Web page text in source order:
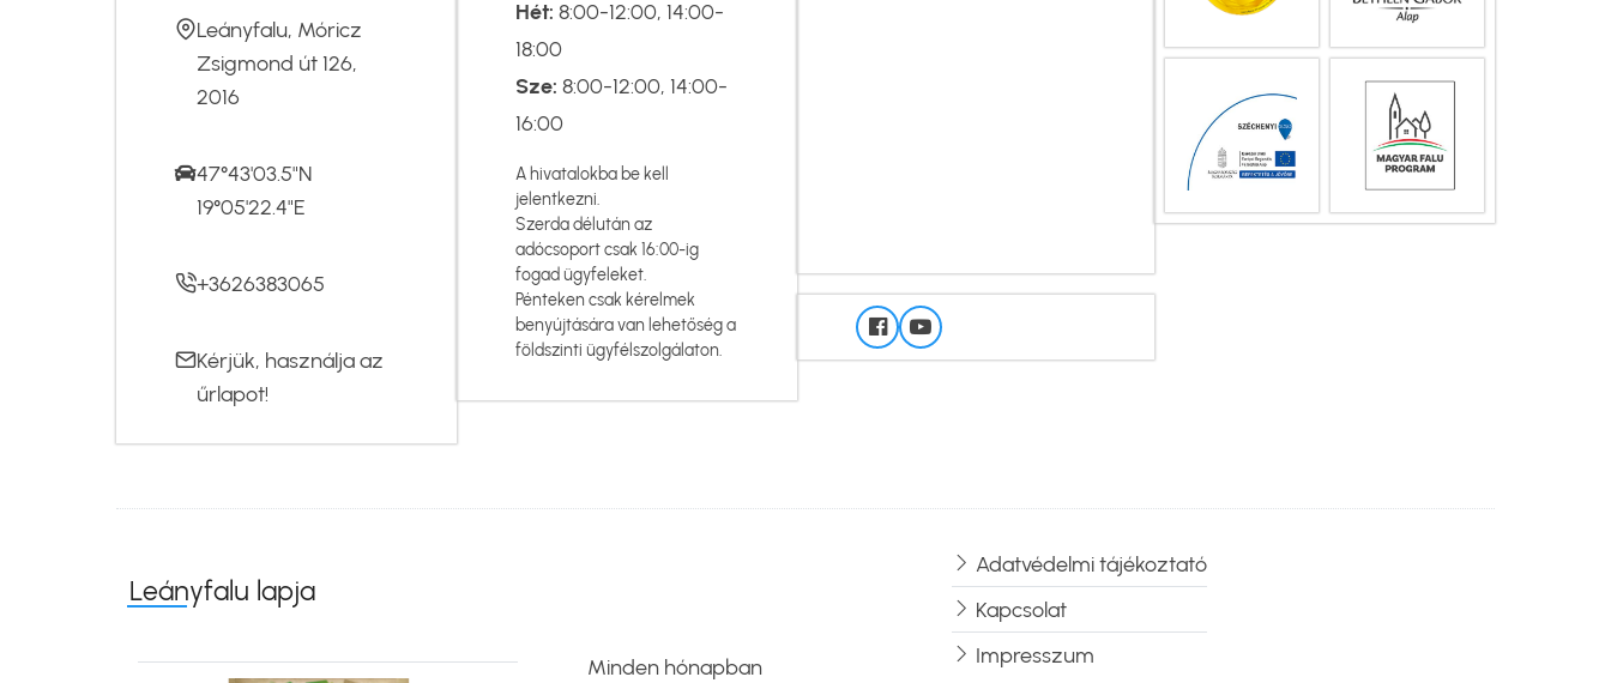
Leányfalu, Móricz
Zsigmond út 126,
2016
47°43'03.5"N
19°05'22.4"E
+3626383065
Kérjük, használja az
űrlapot!
Hét: 8:00-12:00, 14:00-
18:00
Sze: 8:00-12:00, 14:00-
16:00
A hivatalokba be kell
jelentkezni.
Szerda délután az
adócsoport csak 16:00-ig
fogad ügyfeleket.
Pénteken csak kérelmek
benyújtására van lehetőség a
földszinti ügyfélszolgálaton.
Leányfalu lapja
Minden hónapban
Lábléc
Adatvédelmi tájékoztató
Kapcsolat
Impresszum